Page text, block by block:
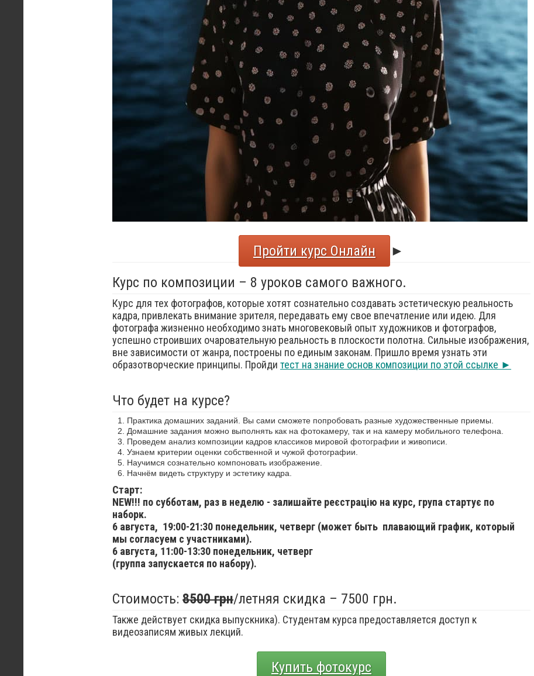
Пройти курс Онлайн
►
Курс по композиции – 8 уроков самого важного.
Курс для тех фотографов, которые хотят сознательно создавать эстетическую реальность
кадра, привлекать внимание зрителя, передавать ему свое впечатление или идею. Для
фотографа жизненно необходимо знать многовековый опыт художников и фотографов,
успешно строивших очаровательную реальность в плоскости полотна. Сильные изображения,
вне зависимости от жанра, построены по единым законам. Пришло время узнать эти
образотворческие принципы. Пройди тест на знание основ композиции по этой ссылке ►
Что будет на курсе?
Практика домашних заданий. Вы сами сможете попробовать разные художественные приемы.
Домашние задания можно выполнять как на фотокамеру, так и на камеру мобильного телефона.
Проведем анализ композиции кадров классиков мировой фотографии и живописи.
Узнаем критерии оценки собственной и чужой фотографии.
Научимся сознательно компоновать изображение.
Начнём видеть структуру и эстетику кадра.
Старт:
NEW!!! по субботам, раз в неделю - залишайте реєстрацію на курс, група стартує по
наборк.
6 августа, 19:00-21:30 понедельник, четверг (может быть плавающий график, который
мы согласуем с участниками).
6 августа, 11:00-13:30 понедельник, четверг
(группа запускается по набору).
Стоимость: 8500 грн/летняя скидка – 7500 грн.
Также действует скидка выпускника). Студентам курса предоставляется доступ к
видеозаписям живых лекций.
Купить фотокурс